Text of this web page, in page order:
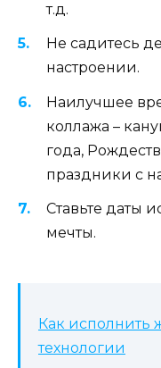
т.д.
Не садитесь
настроении.
Наилучшее
коллажа –
года,
праздники с
Ставьте даты
мечты.
Как исполнить
технологии